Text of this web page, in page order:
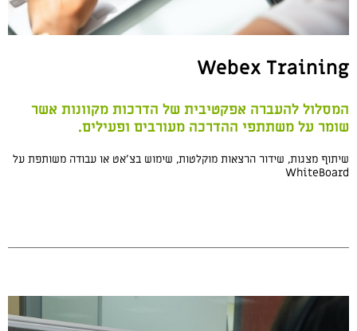
Webex Training
המסלול להעברה אפקטיבית של הדרכות מקוונות אשר
שומר על משתתפי ההדרכה מעורבים ופעילים.
שיתוף מצגות, שידור הרצאות מוקלטות, שימוש בצ’אט או עבודה משותפת על
WhiteBoard